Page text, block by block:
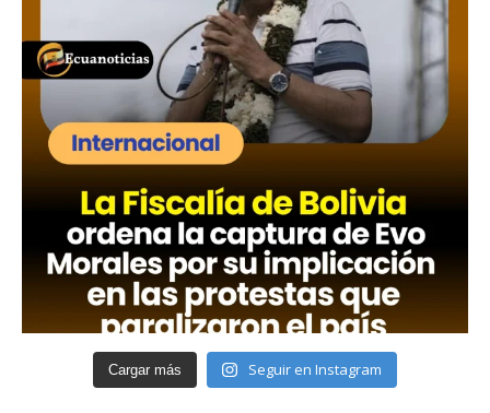
Cargar más Seguir en Instagram